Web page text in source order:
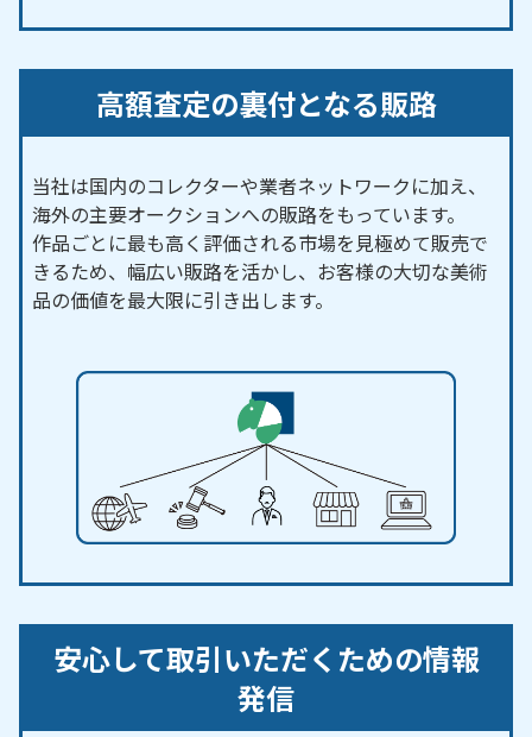
高額査定の裏付となる販路
当社は国内のコレクターや業者ネットワークに加え、
海外の主要オークションへの販路をもっています。
作品ごとに最も高く評価される市場を見極めて販売で
きるため、幅広い販路を活かし、お客様の大切な美術
品の価値を最大限に引き出します。
安心して取引いただくための情報
発信